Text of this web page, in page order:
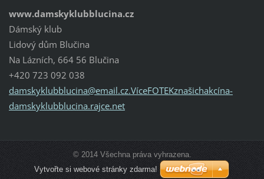
www.damskyklubblucina.cz
Dámský klub
Lidový dům Blučina
Na Lázních, 664 56 Blučina
+420 723 092 038
damskyklubblucina@email.cz.VíceFOTEKznašichakcína-
damskyklubblucina.rajce.net
© 2014 Všechna práva vyhrazena.
Vytvořte si webové stránky zdarma!